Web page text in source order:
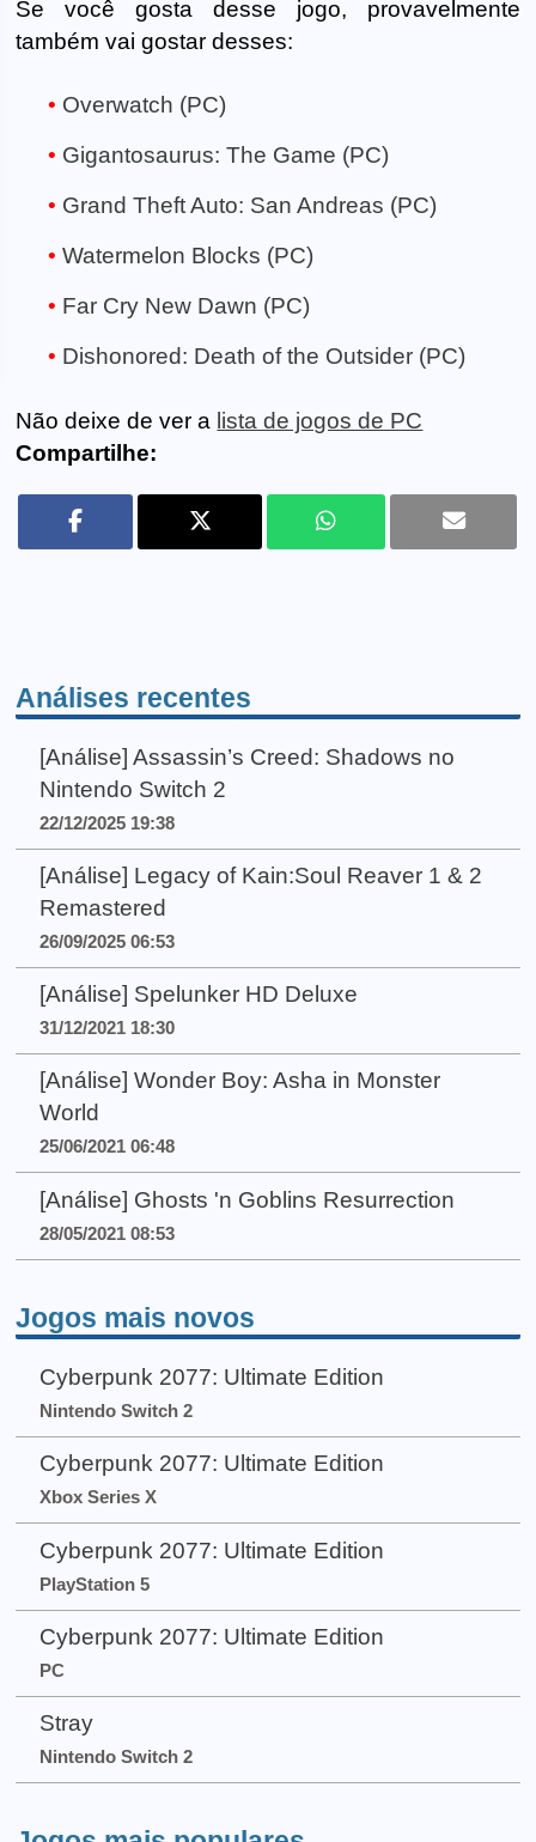
Se você gosta desse jogo, provavelmente
também vai gostar desses:
Overwatch (PC)
Gigantosaurus: The Game (PC)
Grand Theft Auto: San Andreas (PC)
Watermelon Blocks (PC)
Far Cry New Dawn (PC)
Dishonored: Death of the Outsider (PC)
Não deixe de ver a lista de jogos de PC
Compartilhe:
Análises recentes
[Análise] Assassin’s Creed: Shadows no
Nintendo Switch 2
22/12/2025 19:38
[Análise] Legacy of Kain:Soul Reaver 1 & 2
Remastered
26/09/2025 06:53
[Análise] Spelunker HD Deluxe
31/12/2021 18:30
[Análise] Wonder Boy: Asha in Monster
World
25/06/2021 06:48
[Análise] Ghosts 'n Goblins Resurrection
28/05/2021 08:53
Jogos mais novos
Cyberpunk 2077: Ultimate Edition
Nintendo Switch 2
Cyberpunk 2077: Ultimate Edition
Xbox Series X
Cyberpunk 2077: Ultimate Edition
PlayStation 5
Cyberpunk 2077: Ultimate Edition
PC
Stray
Nintendo Switch 2